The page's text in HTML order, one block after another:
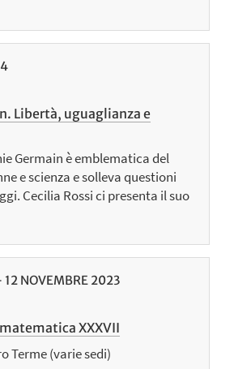
Libertà, uguaglianza e
Germain è emblematica del
e scienza e solleva questioni
Cecilia Rossi ci presenta il suo
12 NOVEMBRE 2023
XXXVII
Terme (varie sedi)